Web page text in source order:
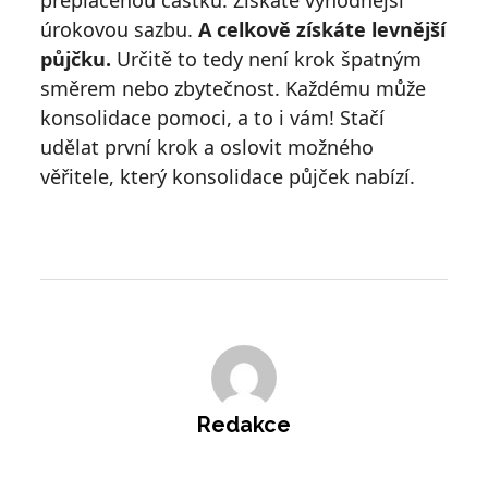
úrokovou sazbu. A celkově získáte levnější
půjčku. Určitě to tedy není krok špatným
směrem nebo zbytečnost. Každému může
konsolidace pomoci, a to i vám! Stačí
udělat první krok a oslovit možného
věřitele, který konsolidace půjček nabízí.
Redakce